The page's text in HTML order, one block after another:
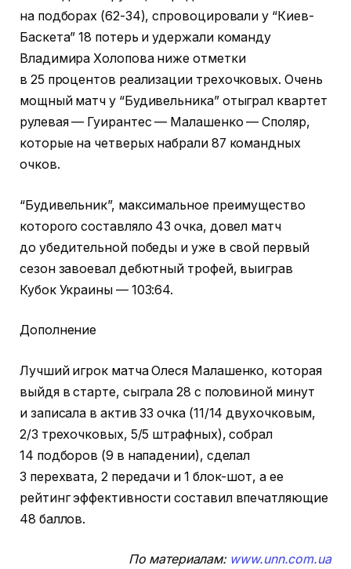
на подборах (62-34), спровоцировали у “Киев-
Баскета” 18 потерь и удержали команду
Владимира Холопова ниже отметки
в 25 процентов реализации трехочковых. Очень
мощный матч у “Будивельника” отыграл квартет
рулевая — Гуирантес — Малашенко — Споляр,
которые на четверых набрали 87 командных
очков.
“Будивельник”, максимальное преимущество
которого составляло 43 очка, довел матч
до убедительной победы и уже в свой первый
сезон завоевал дебютный трофей, выиграв
Кубок Украины — 103:64.
Дополнение
Лучший игрок матча Олеся Малашенко, которая
выйдя в старте, сыграла 28 с половиной минут
и записала в актив 33 очка (11/14 двухочковым,
2/3 трехочковых, 5/5 штрафных), собрал
14 подборов (9 в нападении), сделал
3 перехвата, 2 передачи и 1 блок-шот, а ее
рейтинг эффективности составил впечатляющие
48 баллов.
По материалам: www.unn.com.ua